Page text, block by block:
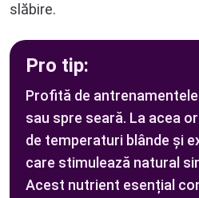
slăbire.
Pro tip:
Profită de
sau spre seară. La acea
de temperaturi blânde și
care stimulează natural
Acest nutrient esențial